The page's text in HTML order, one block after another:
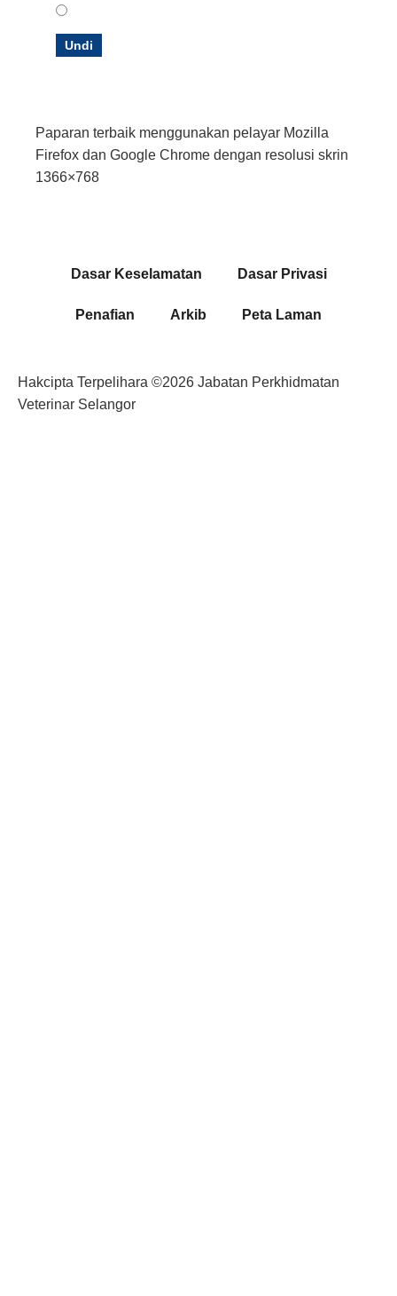
Undi
Paparan terbaik menggunakan pelayar Mozilla
Firefox dan Google Chrome dengan resolusi skrin
1366×768
Dasar Keselamatan Dasar Privasi
Penafian Arkib Peta Laman
Dasar Privasi
Dasar Privasi Dasar Keselamatan
Hakcipta Terpelihara ©2026 Jabatan Perkhidmatan
Veterinar Selangor